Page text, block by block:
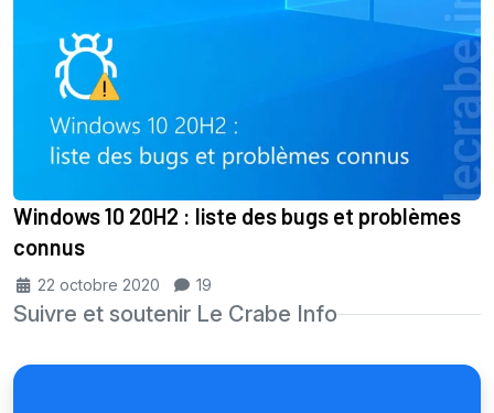
Windows 10 20H2 : liste des bugs et problèmes
connus
22 octobre 2020 19
Suivre et soutenir Le Crabe Info